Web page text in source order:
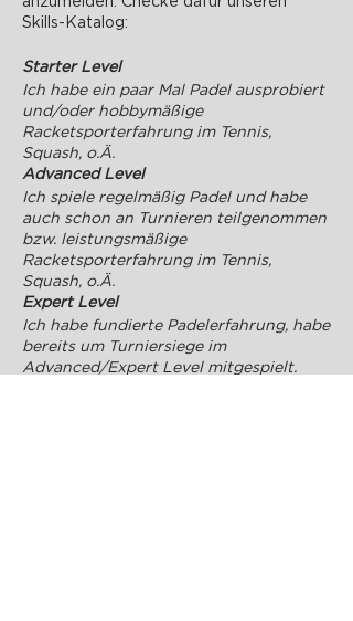
Skills-Katalog:
Starter Level
Ich habe ein paar Mal Padel ausprobiert
und/oder hobbymäßige
Racketsporterfahrung im Tennis,
Squash, o.Ä.
Advanced Level
Ich spiele regelmäßig Padel und habe
auch schon an Turnieren teilgenommen
bzw. leistungsmäßige
Racketsporterfahrung im Tennis,
Squash, o.Ä.
Expert Level
Ich habe fundierte Padelerfahrung, habe
bereits um Turniersiege im
Advanced/Expert Level mitgespielt.